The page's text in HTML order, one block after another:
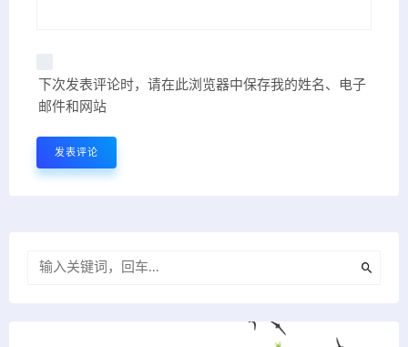
下次发表评论时，请在此浏览器中保存我的姓名、电子
邮件和网站